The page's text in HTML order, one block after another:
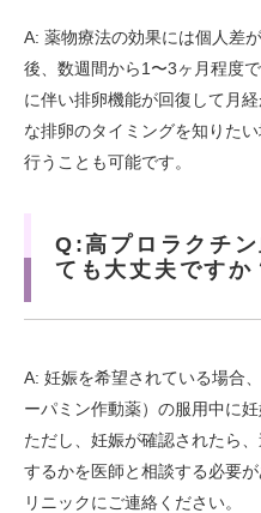
A: 薬物療法の効果には個人差
後、数週間から1〜3ヶ月程度
に伴い排卵機能が回復して月
な排卵のタイミングを知りた
行うことも可能です。
Q:高プロラクチ
ても大丈夫ですか
A: 妊娠を希望されている場合
ーパミン作動薬）の服用中に
ただし、妊娠が確認されたら
するかを医師と相談する必要
リニックにご連絡ください。